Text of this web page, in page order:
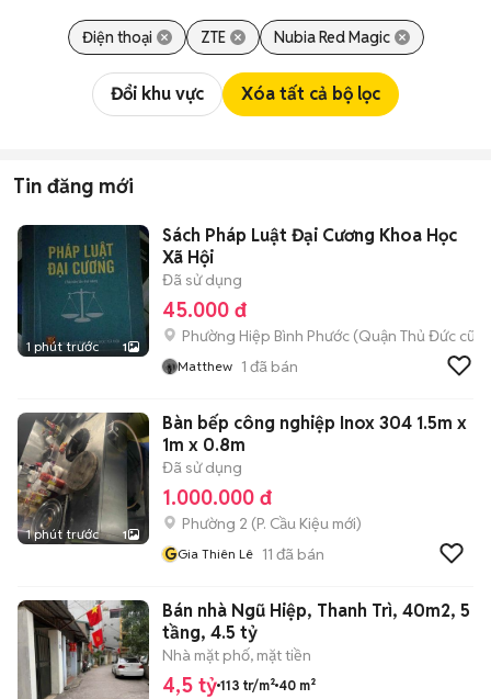
Điện thoại ZTE Nubia Red Magic
Đổi khu vực Xóa tất cả bộ lọc
Tin đăng mới
1 phút trước 1
Sách Pháp Luật Đại Cương Khoa Học
Xã Hội
Đã sử dụng
45.000 đ
Phường Hiệp Bình Phước (Quận Thủ Đức cũ)
Matthew 1 đã bán
1 phút trước 1
Bàn bếp công nghiệp Inox 304 1.5m x
1m x 0.8m
Đã sử dụng
1.000.000 đ
Phường 2 (P. Cầu Kiệu mới)
GGia Thiên Lê 11 đã bán
Bán nhà Ngũ Hiệp, Thanh Trì, 40m2, 5
tầng, 4.5 tỷ
Nhà mặt phố, mặt tiền
4,5 tỷ 113 tr/m² 40 m²